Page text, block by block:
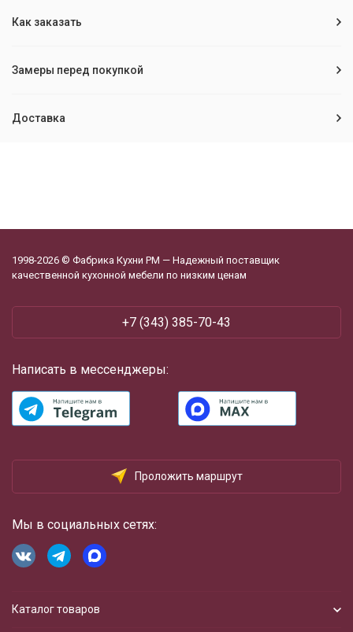
Как заказать
Замеры перед покупкой
Доставка
1998-2026 © Фабрика Кухни РМ — Надежный поставщик
качественной кухонной мебели по низким ценам
+7 (343) 385-70-43
Написать в мессенджеры:
Проложить маршрут
Мы в социальных сетях:
Каталог товаров